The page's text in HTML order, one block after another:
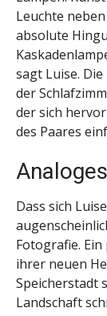
Leuchte
absolute
sagt Luise.
der
der sich
des Paares
Analoges
Dass sich
Fotografie.
ihrer neuen
Speicherstadt
Landschaft